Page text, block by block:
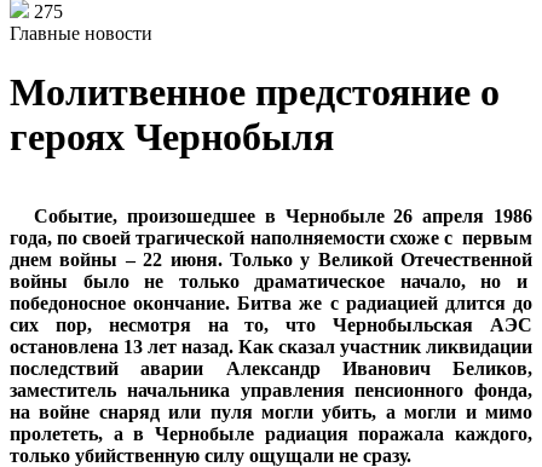
275
Главные новости
Молитвенное предстояние о
героях Чернобыля
Событие, произошедшее в Чернобыле 26 апреля 1986
года, по своей трагической наполняемости схоже с первым
днем войны – 22 июня. Только у Великой Отечественной
войны было не только драматическое начало, но и
победоносное окончание. Битва же с радиацией длится до
сих пор, несмотря на то, что Чернобыльская АЭС
остановлена 13 лет назад. Как сказал участник ликвидации
последствий аварии Александр Иванович Беликов,
заместитель начальника управления пенсионного фонда,
на войне снаряд или пуля могли убить, а могли и мимо
пролететь, а в Чернобыле радиация поражала каждого,
только убийственную силу ощущали не сразу.